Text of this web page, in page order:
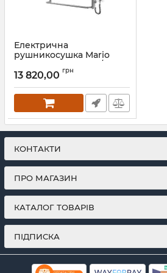
Електрична
рушникосушка Mario
Люкс Сіті-І 500х830/150 TR
К золото лайт сатин
Артикул:2.3.6302.11.P-GLS
13 820,00 грн
КОНТАКТИ
ПРО МАГАЗИН
КАТАЛОГ ТОВАРІВ
ПІДПИСКА